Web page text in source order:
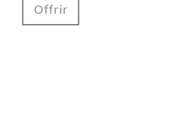
Offrir